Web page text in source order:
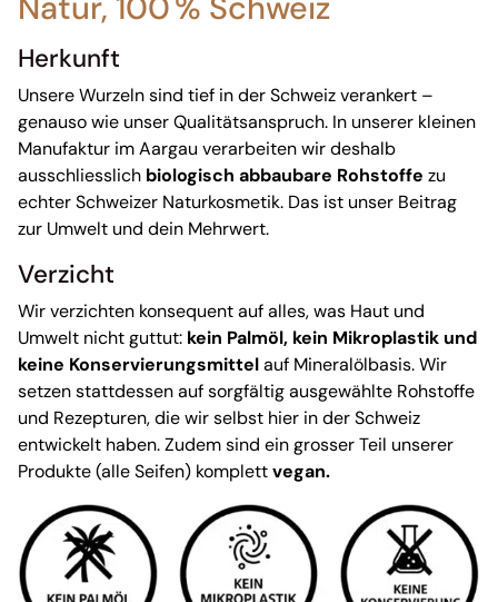
Herkunft
Unsere Wurzeln sind tief in der Schweiz verankert –
genauso wie unser Qualitätsanspruch. In unserer kleinen
Manufaktur im Aargau verarbeiten wir deshalb
ausschliesslich biologisch abbaubare Rohstoffe zu
echter Schweizer Naturkosmetik. Das ist unser Beitrag
zur Umwelt und dein Mehrwert.
Verzicht
Wir verzichten konsequent auf alles, was Haut und
Umwelt nicht guttut: kein Palmöl, kein Mikroplastik und
keine Konservierungsmittelauf Mineralölbasis. Wir
setzen stattdessen auf sorgfältig ausgewählte Rohstoffe
und Rezepturen, die wir selbst hier in der Schweiz
entwickelt haben. Zudem sind ein grosser Teil unserer
Produkte (alle Seifen) komplettvegan.